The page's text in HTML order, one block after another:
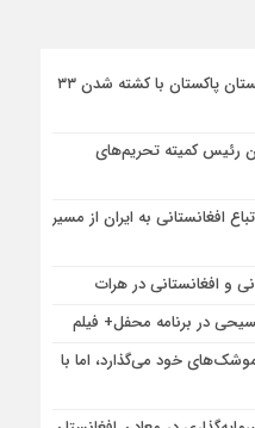
پایان عملیات گروگان‌گیری در بلوچستان پاکستان با کشته شدن ۳۳
رئیس کمیته تحریم‌های
اتباع افغانستانی به ایران از مسیر
و افغانستانی در هرات
در برنامه محفل+ فیلم
خود می‌گذارد، اما با